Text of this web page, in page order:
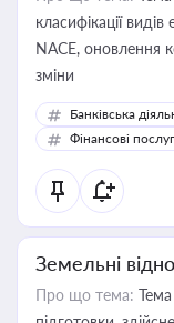
класифікації
NACE, оновлення
зміни
Банківська
Фінансові
Земельні
Про що тема: